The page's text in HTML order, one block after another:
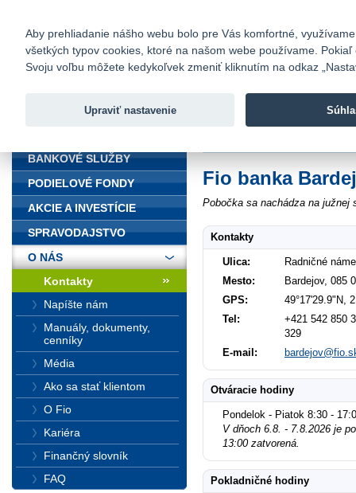
Fio banka
Fio banka
Fio banka
Pobočka sa nachádza na južnej
Kontakty
Ulica:
Radničné
Mesto:
Bardejov, 085
GPS:
49°17'29.9"N,
Tel:
+421 542 850
329
E-mail:
Otváracie hodiny
Pondelok - Piatok 8:30 -
V dňoch 6.8. - 7.8.2026 je
13:00 zatvorená.
Pokladničné hodiny
BANKOVÉ SLUŽBY
PODIELOVÉ FONDY
AKCIE A INVESTÍCIE
SPRAVODAJSTVO
O NÁS
Kontakty
Napíšte nám
Manuály, dokumenty,
cenníky
Média
Ako sa stať klientom
O Fio
Kariéra
Finančný slovník
FAQ
Aby prehliadanie nášho webu bolo pre Vás komfortné,
všetkých typov cookies, ktoré na našom webe používame.
Svoju voľbu môžete kedykoľvek zmeniť kliknutím na odkaz
Upraviť nastavenie